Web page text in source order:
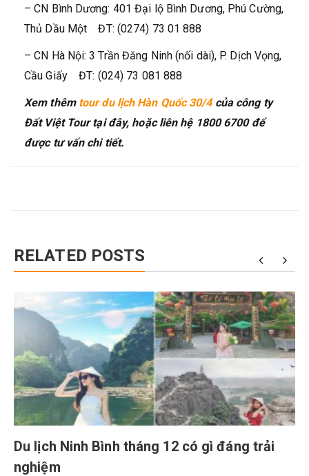
– CN Bình Dương: 401 Đại lộ Bình Dương, Phú Cường,
Thủ Dầu Một ĐT: (0274) 73 01 888
– CN Hà Nội: 3 Trần Đăng Ninh (nối dài), P. Dịch Vọng,
Cầu Giấy ĐT: (024) 73 081 888
Xem thêm tour du lịch Hàn Quốc 30/4của công ty
Đất Việt Tour tại đây, hoặc liên hệ 1800 6700 để
được tư vấn chi tiết.
RELATED POSTS
Du lịch Ninh Bình tháng 12 có gì đáng trải
nghiệm